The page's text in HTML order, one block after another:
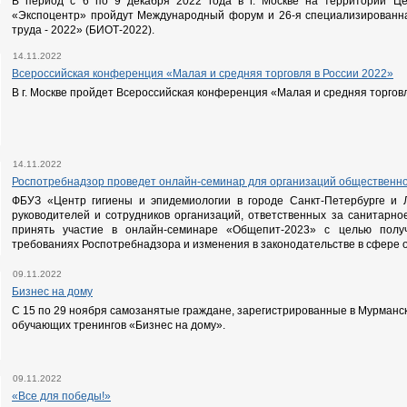
«Экспоцентр» пройдут Международный форум и 26-я
труда - 2022» (БИОТ-2022).
14.11.2022
Всероссийская конференция «Малая и средняя торговля в России 2022»
В г. Москве пройдет Всероссийская конференция «Малая и средняя
14.11.2022
Роспотребнадзор проведет онлайн-семинар для организаций
ФБУЗ «Центр гигиены и эпидемиологии в городе Санкт-Петербурге и
руководителей и сотрудников организаций, ответственных за
принять участие в онлайн-семинаре «Общепит-2023» с целью
требованиях Роспотребнадзора и изменения в законодательстве в сфере
09.11.2022
Бизнес на дому
С 15 по 29 ноября самозанятые граждане, зарегистрированные в
обучающих тренингов «Бизнес на дому».
09.11.2022
«Все для победы!»